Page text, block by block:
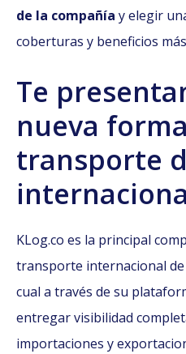
de la compañía y elegir
coberturas y beneficios
Te
nueva
transporte
KLog.co es la principal
transporte internacional
cual a través de su
entregar visibilidad
importaciones y